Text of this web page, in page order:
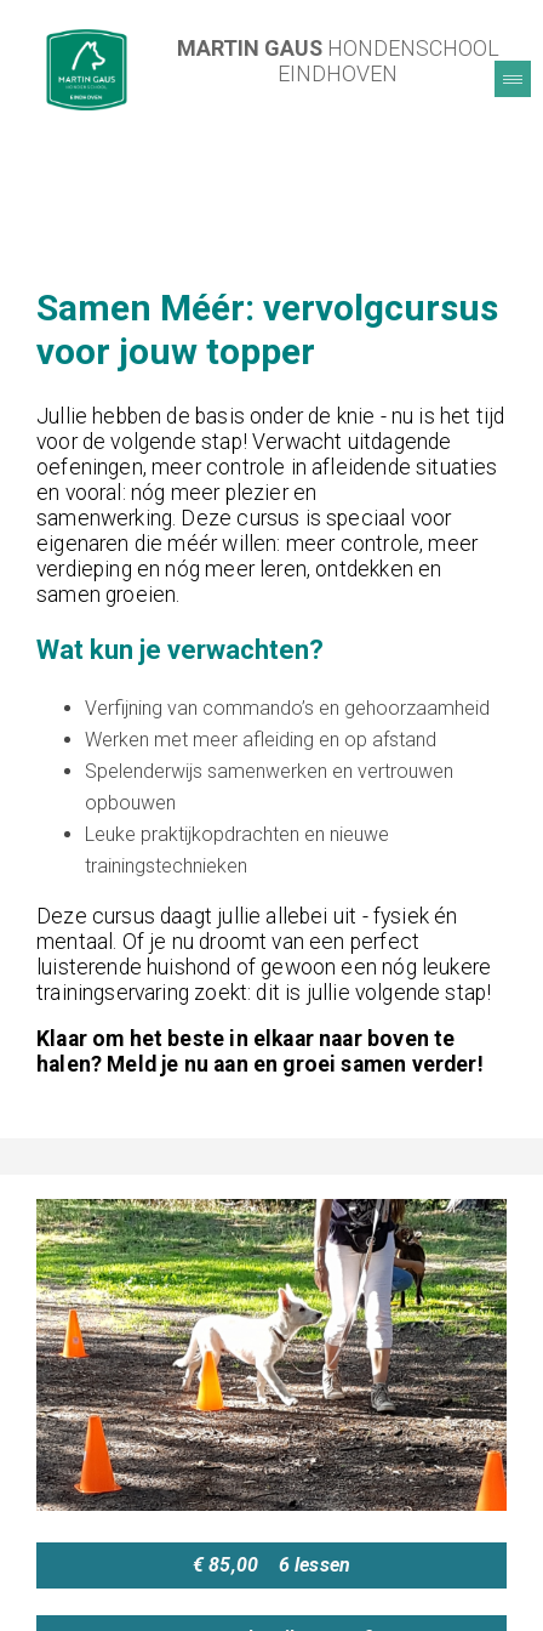
MARTIN GAUSHONDENSCHOOL
EINDHOVEN
Samen Méér: vervolgcursus
voor jouw topper
Jullie hebben de basis onder de knie - nu is het tijd
voor de volgende stap! Verwacht uitdagende
oefeningen, meer controle in afleidende situaties
en vooral: nóg meer plezier en
samenwerking. Deze cursus is speciaal voor
eigenaren die méér willen: meer controle, meer
verdieping en nóg meer leren, ontdekken en
samen groeien.
Wat kun je verwachten?
Verfijning van commando’s en gehoorzaamheid
Werken met meer afleiding en op afstand
Spelenderwijs samenwerken en vertrouwen
opbouwen
Leuke praktijkopdrachten en nieuwe
trainingstechnieken
Deze cursus daagt jullie allebei uit - fysiek én
mentaal. Of je nu droomt van een perfect
luisterende huishond of gewoon een nóg leukere
trainingservaring zoekt: dit is jullie volgende stap!
Klaar om het beste in elkaar naar boven te
halen? Meld je nu aan en groei samen verder!
€ 85,00 6 lessen